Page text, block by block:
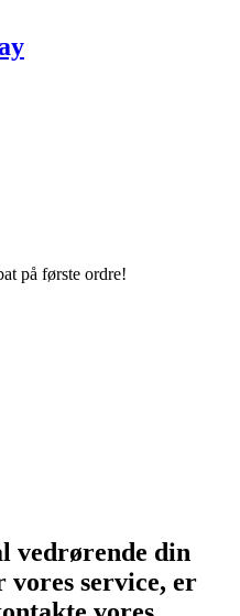
på første ordre!
vedrørende din
service, er